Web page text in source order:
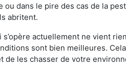
ou dans le pire des cas de la
abritent.
actuellement ne vient
sont bien meilleures.
les chasser de votre